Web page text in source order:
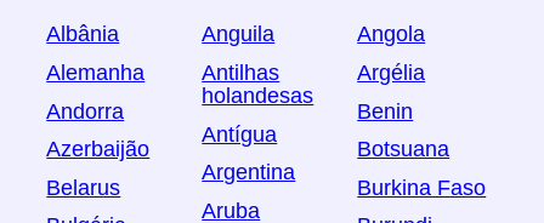
Albânia
Alemanha
Andorra
Azerbaijão
Belarus
Anguila
Antilhas
holandesas
Antígua
Argentina
Aruba
Angola
Argélia
Benin
Botsuana
Burkina Faso